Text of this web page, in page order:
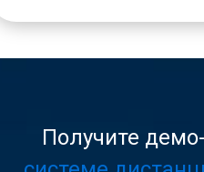
Получите